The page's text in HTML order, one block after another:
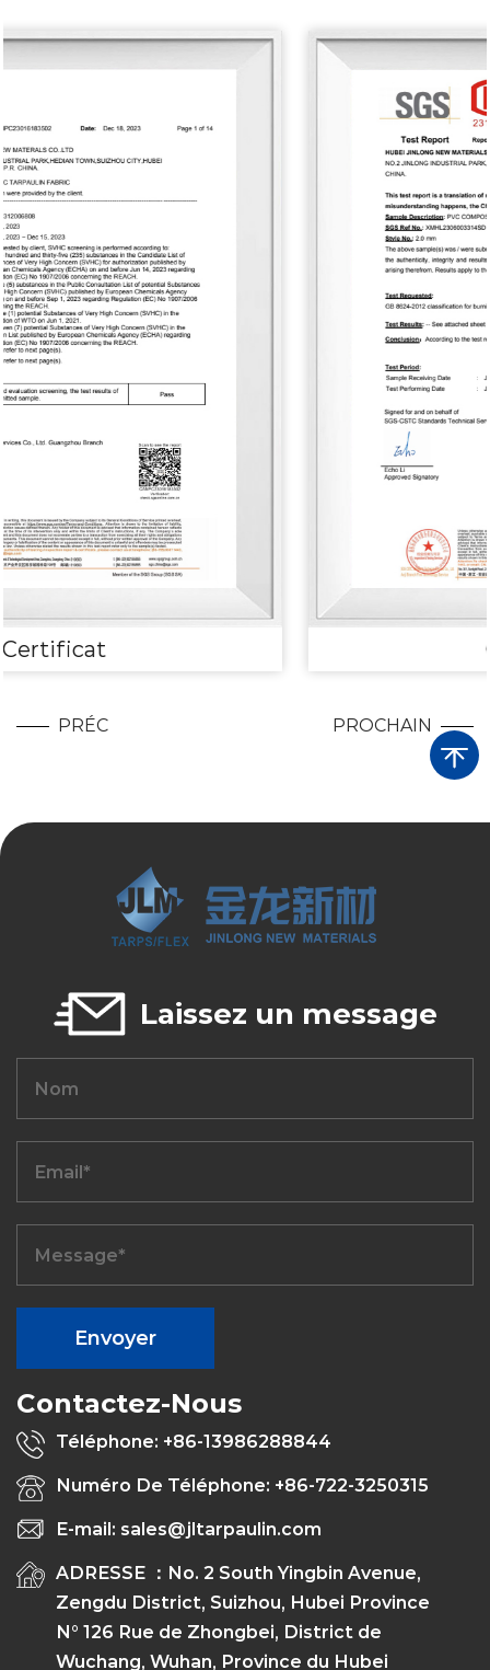
PRÉC PROCHAIN
Laissez un message
Contactez-Nous
Téléphone: +86-13986288844
Numéro De Téléphone: +86-722-3250315
E-mail: sales@jltarpaulin.com
ADRESSE ：No. 2 South Yingbin Avenue,
Zengdu District, Suizhou, Hubei Province
N° 126 Rue de Zhongbei, District de
Wuchang, Wuhan, Province du Hubei